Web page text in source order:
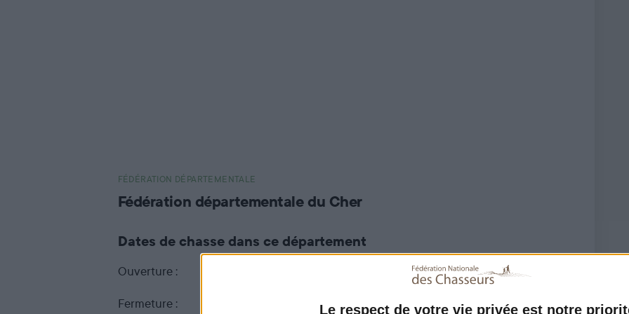
Le respect de votre vie privée est notre
FÉDÉRATION DÉPARTEMENTALE
Fédération départementale du Cher
Dates de chasse dans ce département
Ouverture :
Fermeture :